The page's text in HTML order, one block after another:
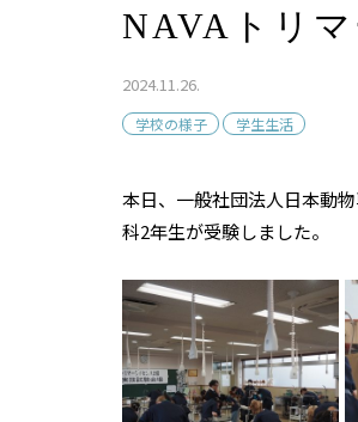
NAVAトリ
2024.11.26.
学校の様子 学生生活
本日、一般社団法人日本動
科2年生が受験しました。